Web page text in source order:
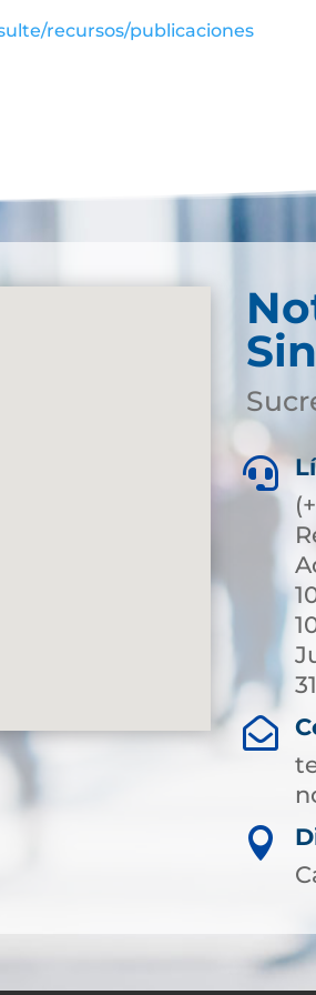
recursos/publicaciones


